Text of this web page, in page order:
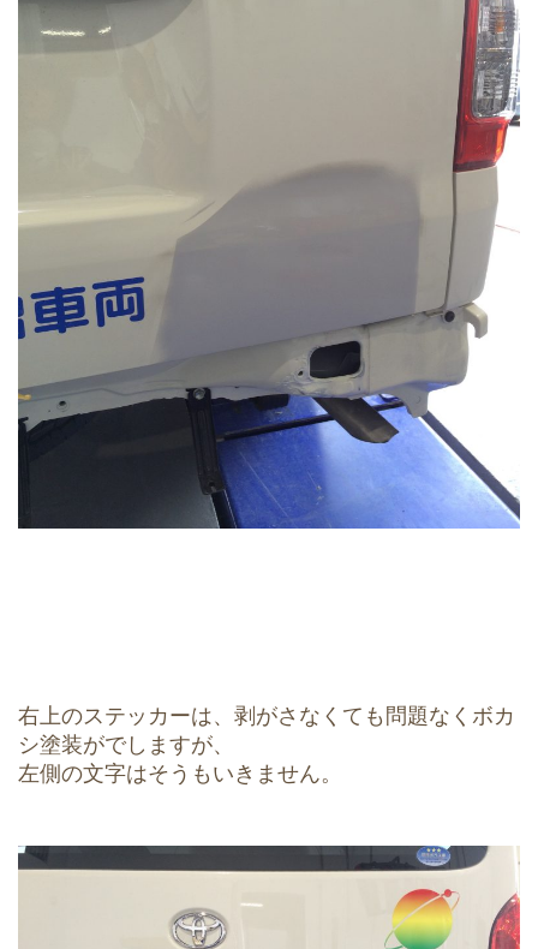
右上のステッカーは、剥がさなくても問題なくボカ
シ塗装がでしますが、
左側の文字はそうもいきません。